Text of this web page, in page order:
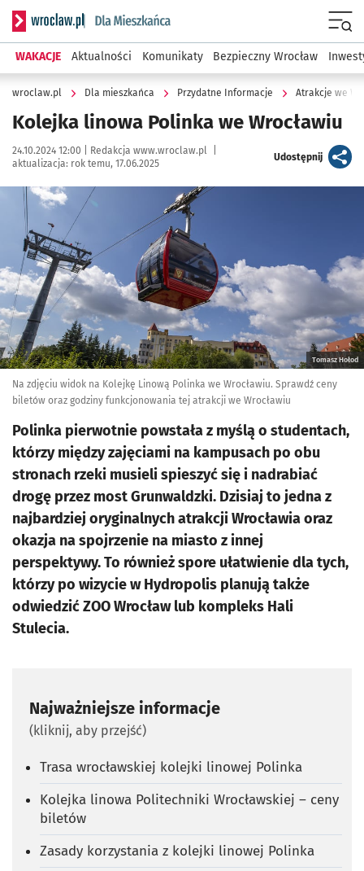
Serwis informacyjny wroclaw.pl podserwis: Dla mieszkańca
WAKACJE Aktualności Komunikaty Bezpieczny Wrocław
wroclaw.pl Dla mieszkańca Przydatne Informacje Atrakcje we
Kolejka linowa Polinka we Wrocławiu
Data publikacji:
24.10.2024 12:00 | Autor:
Redakcja www.wroclaw.pl
aktualizacja: rok temu, 17.06.2025
Udostępnijartykuł
Kliknij, aby powiększyć
Tomasz Hołod
Na zdjęciu widok na Kolejkę Linową Polinka we Wrocławiu. Sprawdź ceny
biletów oraz godziny funkcjonowania tej atrakcji we Wrocławiu
Polinka pierwotnie powstała z myślą o studentach,
którzy między zajęciami na kampusach po obu
stronach rzeki musieli spieszyć się i nadrabiać
drogę przez most Grunwaldzki. Dzisiaj to jedna z
najbardziej oryginalnych atrakcji Wrocławia oraz
okazja na spojrzenie na miasto z innej
perspektywy. To również spore ułatwienie dla tych,
którzy po wizycie w Hydropolis planują także
odwiedzić ZOO Wrocław lub kompleks Hali
Stulecia.
Najważniejsze informacje
(kliknij, aby przejść)
Trasa wrocławskiej kolejki linowej Polinka
Kolejka linowa Politechniki Wrocławskiej – ceny
biletów
Zasady korzystania z kolejki linowej Polinka